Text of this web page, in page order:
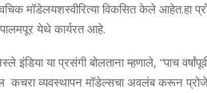
मॉडेलयशस्वीरित्या विकसित केले आहेत.हा
येथे कार्यरत आहे.
स्ले इंडिया या प्रसंगी बोलतानाम्हणाले, “पाच
व्यवस्थापन मॉडेल्सचा अवलंब करून